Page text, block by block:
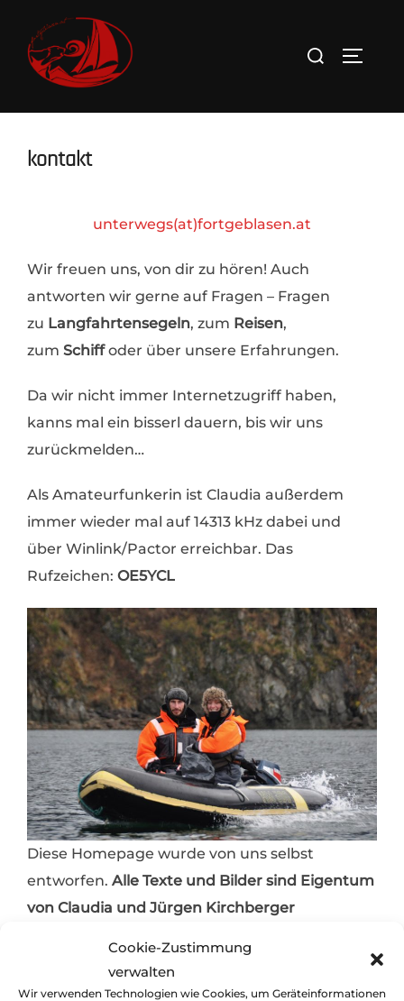
Cookie-Zustimmung
verwalten
Wir verwenden Technologien wie Cookies, um Geräteinformationen
Inhalt
springen
Suchen
kontakt
unterwegs(at)fortgeblasen.at
Wir freuen uns, von dir zu hören! Auch
antworten wir gerne auf Fragen – Fragen
zu Langfahrtensegeln, zum Reisen,
zum Schiffoder über unsere Erfahrungen.
Da wir nicht immer Internetzugriff haben,
kanns mal ein bisserl dauern, bis wir uns
zurückmelden…
Als Amateurfunkerin ist Claudia außerdem
immer wieder mal auf 14313 kHz dabei und
über Winlink/Pactor erreichbar. Das
Rufzeichen: OE5YCL
Diese Homepage wurde von uns selbst
entworfen. Alle Texte und Bilder sind Eigentum
von Claudia und Jürgen Kirchberger
uns (mit Quellenangabewww.fortgeblasen.at